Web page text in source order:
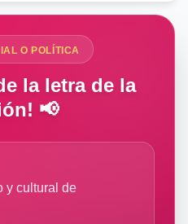
O POLÍTICA
la letra de la
📢
y cultural de